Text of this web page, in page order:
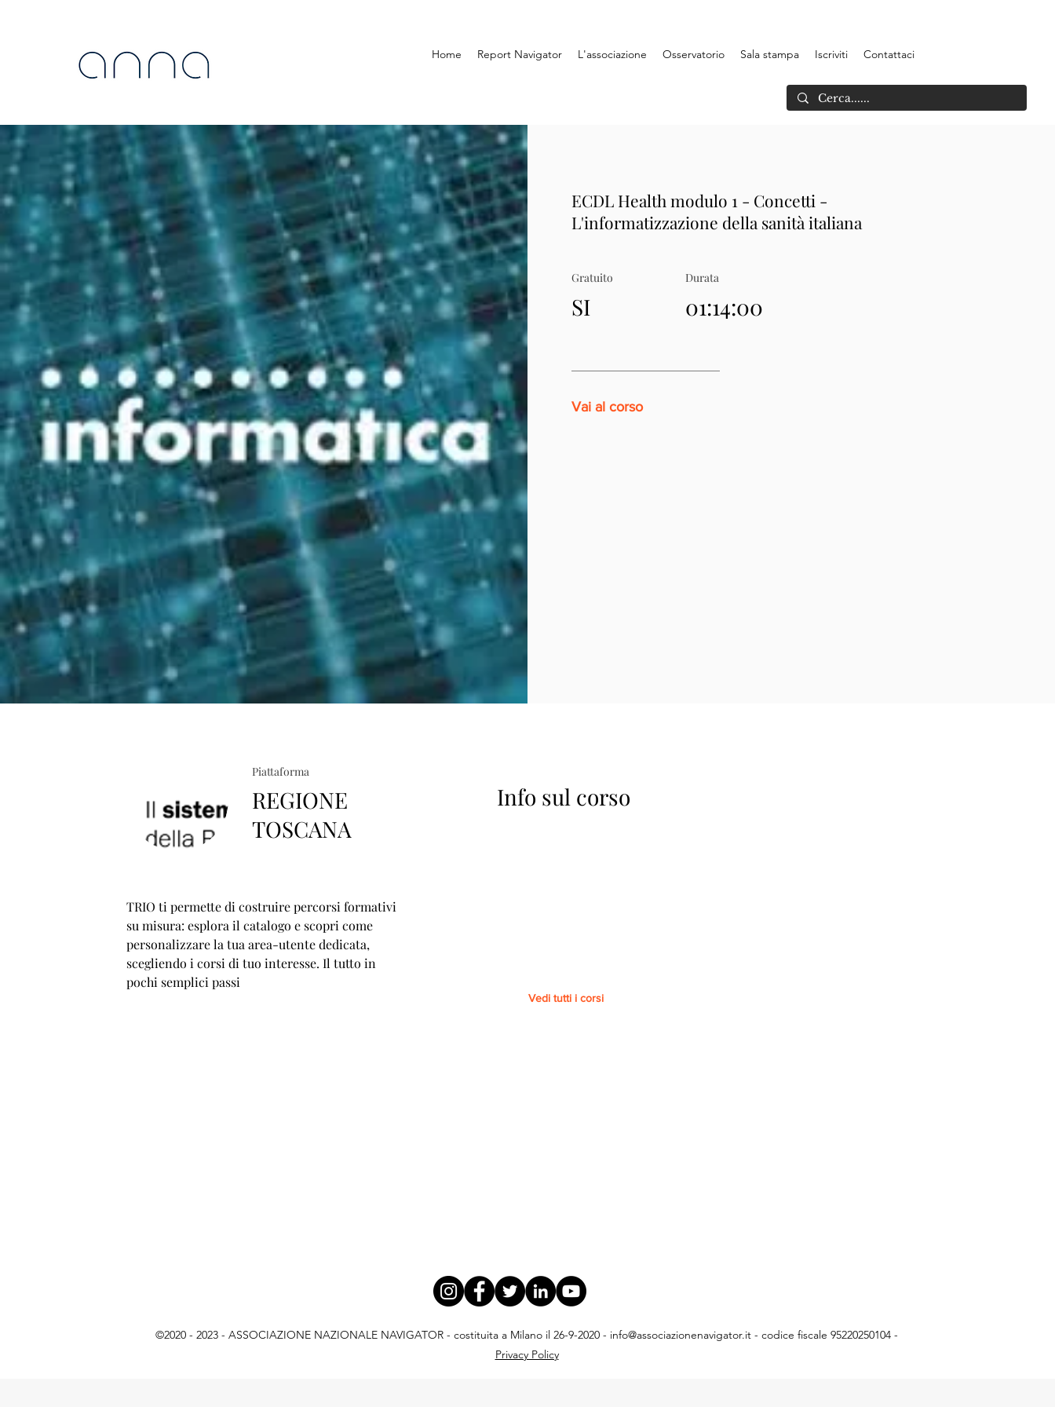
Home Report Navigator L'associazione Osservatorio Sala stampa Iscriviti Contattaci
ECDL Health modulo 1 - Concetti -
L'informatizzazione della sanità italiana
Gratuito
SI
Durata
01:14:00
Vai al corso
Piattaforma
REGIONE
TOSCANA
TRIO ti permette di costruire percorsi formativi
su misura: esplora il catalogo e scopri come
personalizzare la tua area-utente dedicata,
scegliendo i corsi di tuo interesse. Il tutto in
pochi semplici passi
Info sul corso
Vedi tutti i corsi
©2020 - 2023 - ASSOCIAZIONE NAZIONALE NAVIGATOR - costituita a Milano il 26-9-2020 - info@associazionenavigator.it - codice fiscale 95220250104 -
Privacy Policy